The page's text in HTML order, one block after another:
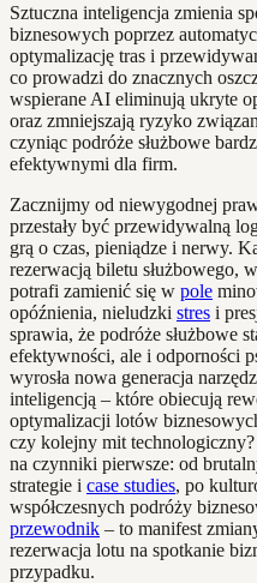
Sztuczna inteligencja zmienia
biznesowych poprzez
optymalizację tras i
co prowadzi do znacznych
wspierane AI eliminują ukryte
oraz zmniejszają ryzyko
czyniąc podróże służbowe
efektywnymi dla firm.
Zacznijmy od niewygodnej
przestały być przewidywalną
grą o czas, pieniądze i nerwy.
rezerwacją biletu służbowego,
potrafi zamienić się w pole
opóźnienia, nieludzki stres i
sprawia, że podróże służbowe
efektywności, ale i odporności
wyrosła nowa generacja
inteligencją – które obiecują
optymalizacji lotów
czy kolejny mit
na czynniki pierwsze: od
strategie i case studies, po
współczesnych podróży
przewodnik – to manifest
rezerwacja lotu na spotkanie
przypadku.